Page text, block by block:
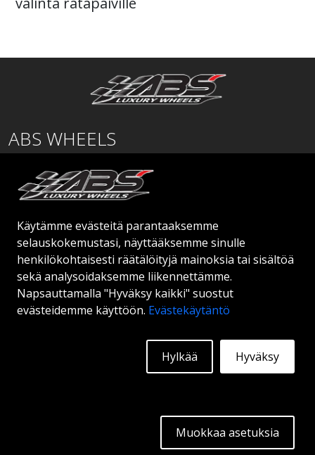
Käytämme evästeitä parantaaksemme
selauskokemustasi, näyttääksemme sinulle
henkilökohtaisesti räätälöityjä mainoksia tai sisältöä
sekä analysoidaksemme liikennettämme.
Napsauttamalla "Hyväksy kaikki" suostut
evästeidemme käyttöön. Evästekäytäntö
Hyväksy
Hylkää
Muokkaa asetuksia
ABS WHEELS
01530 Vantaa
SUOMI
order@abswheels.com